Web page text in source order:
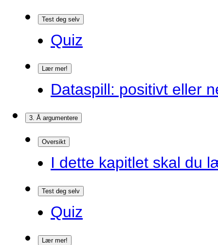
Test deg selv
Quiz
Lær mer!
Dataspill: positivt eller
3. Å argumentere
Oversikt
I dette kapitlet skal du
Test deg selv
Quiz
Lær mer!